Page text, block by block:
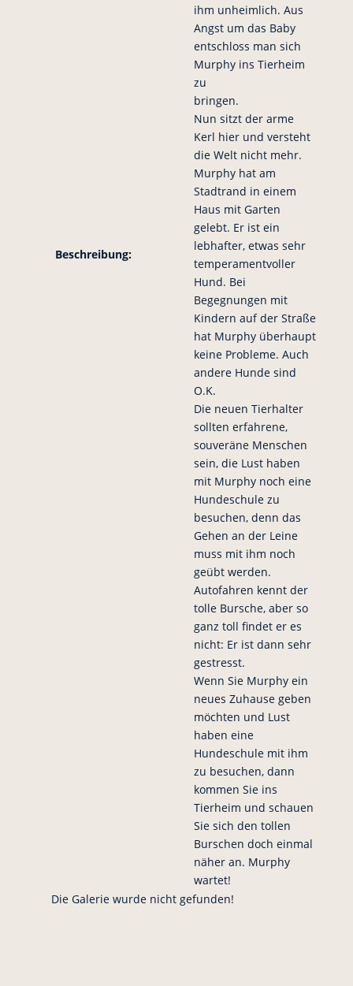
Beschreibung:
ihm unheimlich. Aus
Angst um das Baby
entschloss man sich
Murphy ins Tierheim
zu
bringen.
Nun sitzt der arme
Kerl hier und versteht
die Welt nicht mehr.
Murphy hat am
Stadtrand in einem
Haus mit Garten
gelebt. Er ist ein
lebhafter, etwas sehr
temperamentvoller
Hund. Bei
Begegnungen mit
Kindern auf der Straße
hat Murphy überhaupt
keine Probleme. Auch
andere Hunde sind
O.K.
Die neuen Tierhalter
sollten erfahrene,
souveräne Menschen
sein, die Lust haben
mit Murphy noch eine
Hundeschule zu
besuchen, denn das
Gehen an der Leine
muss mit ihm noch
geübt werden.
Autofahren kennt der
tolle Bursche, aber so
ganz toll findet er es
nicht: Er ist dann sehr
gestresst.
Wenn Sie Murphy ein
neues Zuhause geben
möchten und Lust
haben eine
Hundeschule mit ihm
zu besuchen, dann
kommen Sie ins
Tierheim und schauen
Sie sich den tollen
Burschen doch einmal
näher an. Murphy
wartet!
Die Galerie wurde nicht gefunden!